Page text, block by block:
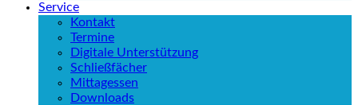
Service
Kontakt
Termine
Digitale Unterstützung
Schließfächer
Mittagessen
Downloads